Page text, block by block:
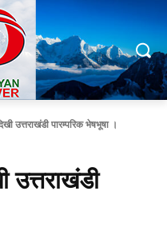
उत्तराखंडी पारम्परिक भेषभूषा ।
उत्तराखंडी